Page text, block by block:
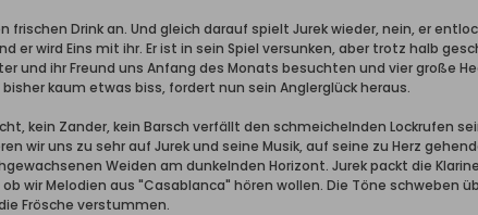
Drink an. Und gleich darauf spielt Jurek wieder, nein, er
er wird Eins mit ihr. Er ist in sein Spiel versunken, aber trotz halb
und ihr Freund uns Anfang des Monats besuchten und vier große
kaum etwas biss, fordert nun sein Anglerglück heraus.
kein Zander, kein Barsch verfällt den schmeichelnden Lockrufen
wir uns zu sehr auf Jurek und seine Musik, auf seine zu Herz
Weiden am dunkelnden Horizont. Jurek packt die
wir Melodien aus "Casablanca" hören wollen. Die Töne schweben
Frösche verstummen.